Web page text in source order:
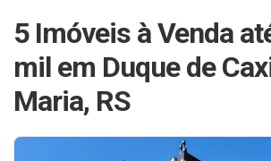
5 Imóveis à Venda
mil em Duque de
Maria, RS